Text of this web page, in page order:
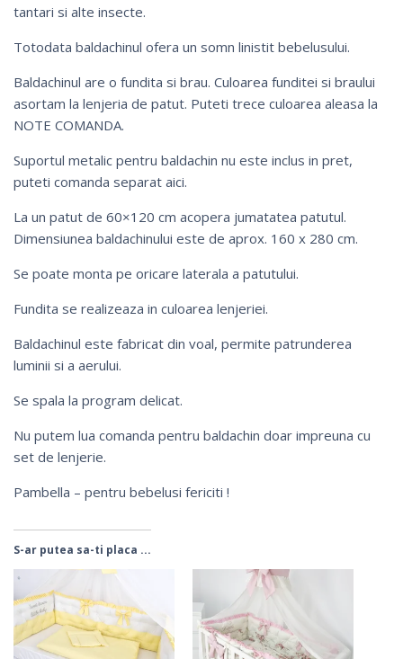
tantari si alte insecte.
Totodata baldachinul ofera un somn linistit bebelusului.
Baldachinul are o fundita si brau. Culoarea funditei si braului
asortam la lenjeria de patut. Puteti trece culoarea aleasa la
NOTE COMANDA.
Suportul metalic pentru baldachin nu este inclus in pret,
puteti comanda separat aici.
La un patut de 60×120 cm acopera jumatatea patutul.
Dimensiunea baldachinului este de aprox. 160 x 280 cm.
Se poate monta pe oricare laterala a patutului.
Fundita se realizeaza in culoarea lenjeriei.
Baldachinul este fabricat din voal, permite patrunderea
luminii si a aerului.
Se spala la program delicat.
Nu putem lua comanda pentru baldachin doar impreuna cu
set de lenjerie.
Pambella – pentru bebelusi fericiti !
S-ar putea sa-ti placa ...